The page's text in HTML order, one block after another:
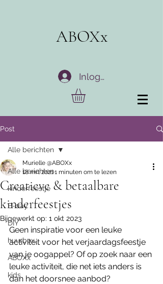
ABOXx
Inloggen
Post
Alle berichten
kinderfeestje
B-day
DIY
huurbox
ABOXx
kids
Alle berichten
Creatieve & betaalbare
kinderfeestjes
Murielle @ABOXx
18 mrt 20211 minuten om te lezen
Bijgewerkt op: 1 okt 2023
Geen inspiratie voor een leuke
activiteit voor het verjaardagsfeestje
van je oogappel? Of op zoek naar een
leuke activiteit, die net iets anders is
dan het doorsnee aanbod?